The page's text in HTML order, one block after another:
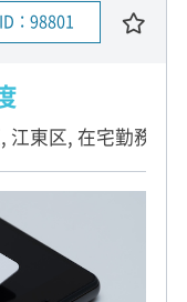
ID：98801
江東区, 在宅勤務